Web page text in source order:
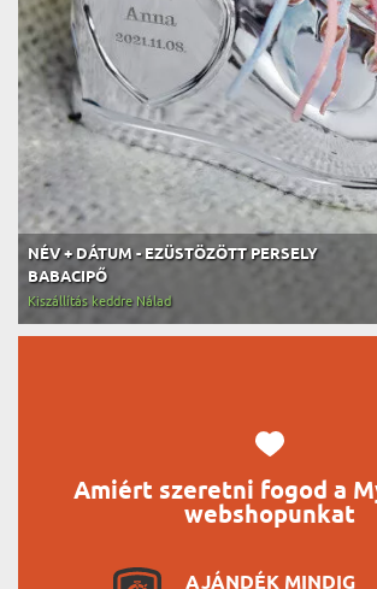
NÉV + DÁTUM - EZÜSTÖZÖTT PERSELY
BABACIPŐ
Kiszállítás keddre Nálad
Amiért szeretni fogod a
webshopunkat
AJÁNDÉK MINDIG